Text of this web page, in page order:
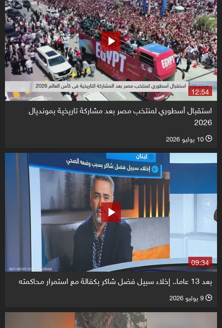
12:54
استقبال أسطوري لمنتخب مصر بعد مشاركة تاريخية بمونديال
2026
l 10 يوليو 2026
09:34
بعد 13 عاما.. إخلاء سبيل فضل شاكر بكفالة مع استمرار محاكمته
l 9 يوليو 2026